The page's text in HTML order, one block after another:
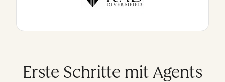
Erste Schritte mit Agents